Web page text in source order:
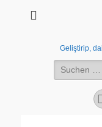
Geliştirip,
Suchen
nach: